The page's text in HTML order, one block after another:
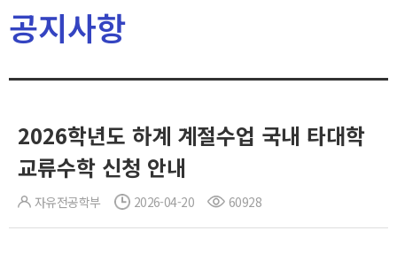
공지사항
2026학년도 하계 계절수업 국내 타대학
교류수학 신청 안내
자유전공학부 2026-04-20 60928